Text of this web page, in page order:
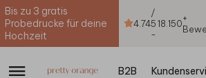
Bis zu 3 gratis
Probedrucke für deine
Hochzeit
4.74
/
5
-
18.150+
B2B